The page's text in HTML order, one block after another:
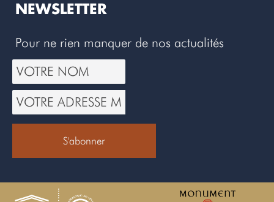
NEWSLETTER
Pour ne rien manquer de nos actualités